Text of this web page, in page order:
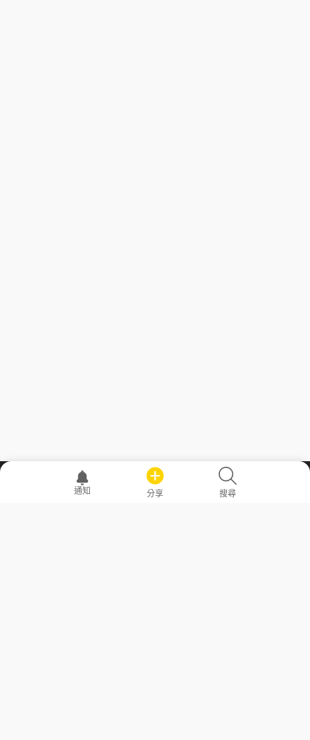
職場透明化運動
通知 分享 搜尋